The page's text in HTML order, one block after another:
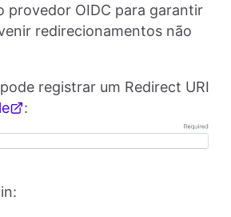
provedor OIDC para garantir
redirecionamentos não
registrar um Redirect URI
: